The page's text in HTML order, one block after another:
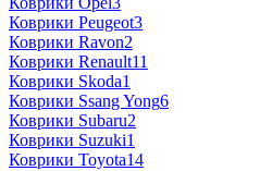
Коврики Peugeot3
Коврики Ravon2
Коврики Renault11
Коврики Skoda1
Коврики Ssang Yong6
Коврики Subaru2
Коврики Suzuki1
Коврики Toyota14